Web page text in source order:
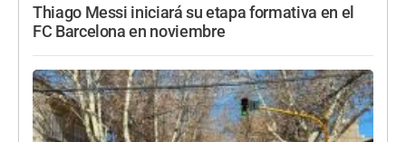
Thiago Messi iniciará su etapa formativa en el
FC Barcelona en noviembre